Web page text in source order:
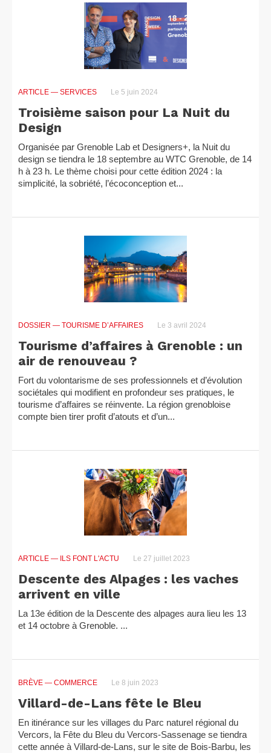
ARTICLE — SERVICES Le 5 juin 2024
Troisième saison pour La Nuit du
Design
Organisée par Grenoble Lab et Designers+, la Nuit du
design se tiendra le 18 septembre au WTC Grenoble, de 14
h à 23 h. Le thème choisi pour cette édition 2024 : la
simplicité, la sobriété, l’écoconception et...
DOSSIER — TOURISME D’AFFAIRES Le 3 avril 2024
Tourisme d’affaires à Grenoble : un
air de renouveau ?
Fort du volontarisme de ses professionnels et d’évolution
sociétales qui modifient en profondeur ses pratiques, le
tourisme d’affaires se réinvente. La région grenobloise
compte bien tirer profit d’atouts et d’un...
ARTICLE — ILS FONT L'ACTU Le 27 juillet 2023
Descente des Alpages : les vaches
arrivent en ville
La 13e édition de la Descente des alpages aura lieu les 13
et 14 octobre à Grenoble. ...
BRÈVE — COMMERCE Le 8 juin 2023
Villard-de-Lans fête le Bleu
En itinérance sur les villages du Parc naturel régional du
Vercors, la Fête du Bleu du Vercors-Sassenage se tiendra
cette année à Villard-de-Lans, sur le site de Bois-Barbu, les